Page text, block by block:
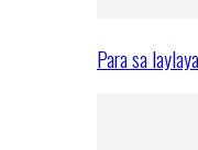
Para sa